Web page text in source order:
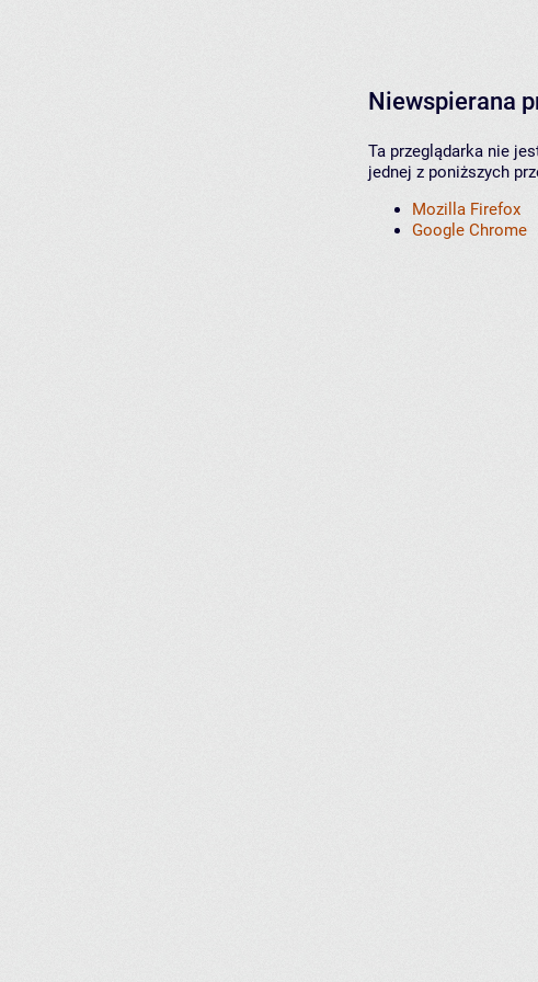
Niewspierana
Ta przeglądarka nie
jednej z poniższych
Mozilla Firefox
Google Chrome